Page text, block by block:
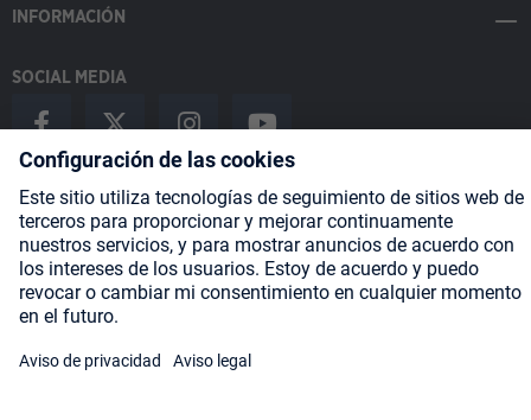
INFORMACIÓN
SOCIAL MEDIA
Payment Methods
Shipping